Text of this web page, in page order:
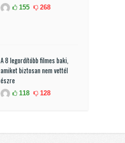
155 268
A 8 legordítóbb filmes baki,
amiket biztosan nem vettél
észre
118 128